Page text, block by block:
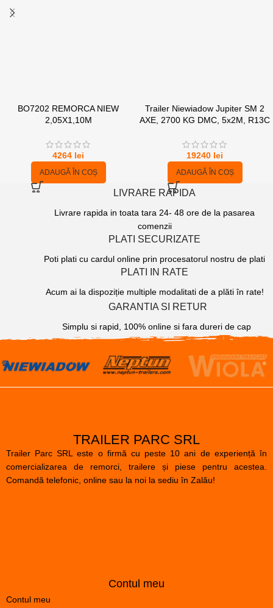
BO7202 REMORCA NIEW
2,05X1,10M
4264 lei
ADAUGĂ ÎN COȘ
Trailer Niewiadow Jupiter SM 2
AXE, 2700 KG DMC, 5x2M, R13C
19240 lei
ADAUGĂ ÎN COȘ
LIVRARE RAPIDA
Livrare rapida in toata tara 24- 48 ore de la pasarea
comenzii
PLATI SECURIZATE
Poti plati cu cardul online prin procesatorul nostru de plati
PLATI IN RATE
Acum ai la dispoziție multiple modalitati de a plăti în rate!
GARANTIA SI RETUR
Simplu si rapid, 100% online si fara dureri de cap
TRAILER PARC SRL
Trailer Parc SRL este o firmă cu peste 10 ani de experiență în
comercializarea de remorci, trailere și piese pentru acestea.
Comandă telefonic, online sau la noi la sediu în Zalău!
Contul meu
Contul meu